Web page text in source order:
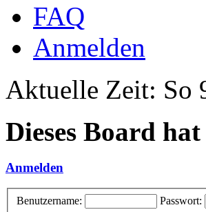
FAQ
Anmelden
Aktuelle Zeit: So
Dieses Board
Anmelden
Benutzername: Passwort: